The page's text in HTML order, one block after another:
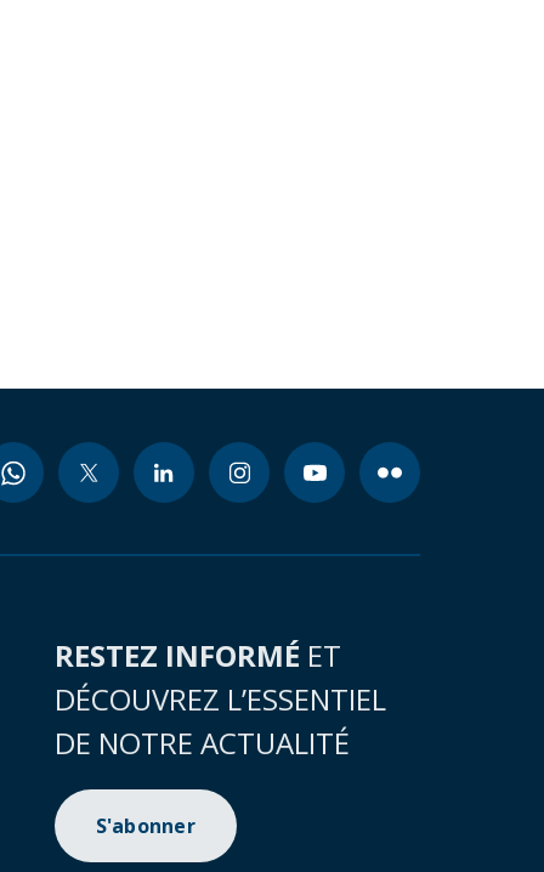
RESTEZ INFORMÉ ET
DÉCOUVREZ L’ESSENTIEL
DE NOTRE ACTUALITÉ
S'abonner